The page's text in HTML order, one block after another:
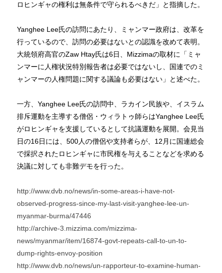
ロヒンギャの権利は無条件で守られるべきだ」と指摘した。
Yanghee Lee氏の訪問にあたり、ミャンマー政府は、改革を
行っているので、訪問の必要はないとの認識を改めて表明。
大統領府高官のZaw Htay氏は6日、Mizzimaの取材に「ミャ
ンマーに人権状況特別報告者は必要ではないし、国連でのミ
ャンマーの人権問題に関する議論も必要はない」と述べた。
一方、Yanghee Lee氏の訪問中、ラカイン民族や、イスラム
排斥運動を主導する僧侶・ウィラトゥ師らはYanghee Lee氏
がロヒンギャを支援しているとして抗議運動を展開。会見当
日の16日には、500人の僧侶や支持者らが、12月に国連総会
で採択されたロヒンギャに市民権を与えることなどを求める
決議に対しても非難デモを行った。
http://www.dvb.no/news/in-some-areas-i-have-not-
observed-progress-since-my-last-visit-yanghee-lee-un-
myanmar-burma/47446
http://archive-3.mizzima.com/mizzima-
news/myanmar/item/16874-govt-repeats-call-to-un-to-
dump-rights-envoy-position
http://www.dvb.no/news/un-rapporteur-to-examine-human-